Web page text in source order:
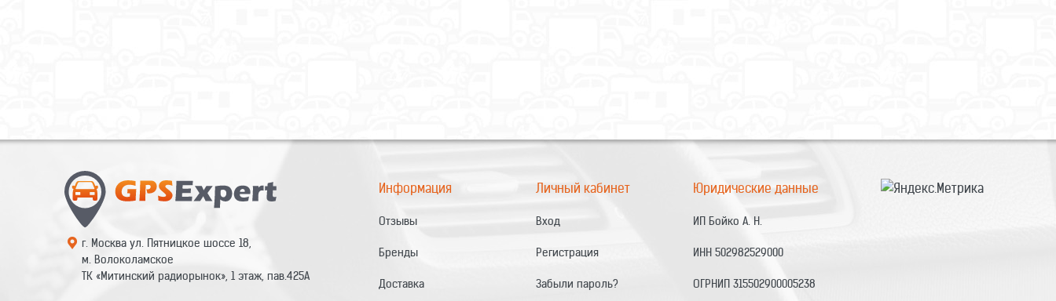
г. Москва ул. Пятницкое шоссе 18,
м. Волоколамское
ТК «Митинский радиорынок», 1 этаж, пав.425А
Информация
Отзывы
Бренды
Доставка
Личный кабинет
Вход
Регистрация
Забыли пароль?
Юридические данные
ИП Бойко А. Н.
ИНН 502982529000
ОГРНИП 315502900005238